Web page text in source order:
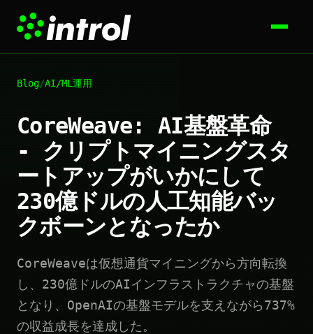
Blog/AI/ML運用
CoreWeave: AI基盤革命
- クリプトマイニングスタ
ートアップがいかにして
230億ドルの人工知能バッ
クボーンとなったか
CoreWeaveは仮想通貨マイニングから方向転換
し、230億ドルのAIインフラストラクチャの基盤
となり、OpenAIの基盤モデルを支えながら737%
の収益成長を達成した。